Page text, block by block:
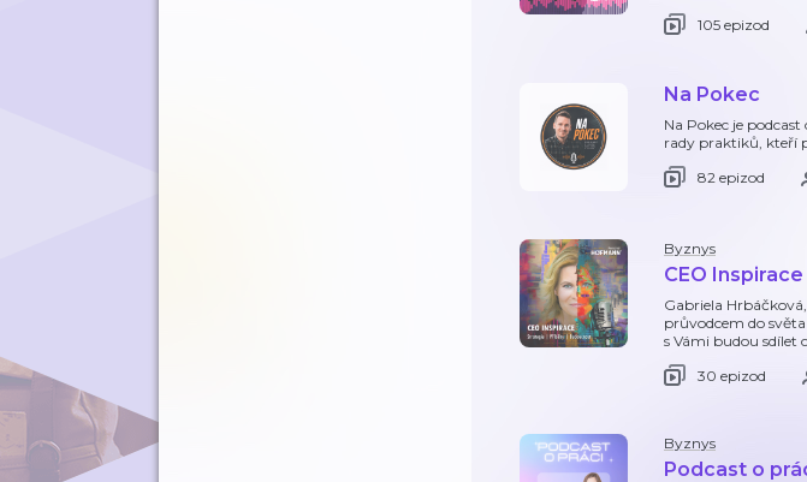
105 epizod
Na Pokec
Na Pokec je
rady praktiků, kteří
82 epizod
Byznys
CEO Inspirace
Gabriela
průvodcem do
s Vámi budou sdílet
30 epizod
Byznys
Podcast o